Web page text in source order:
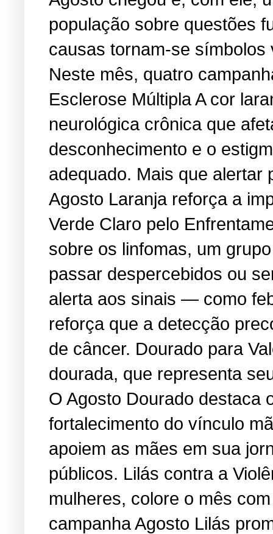
população sobre questões
causas tornam-se símbolos
Neste mês, quatro
Esclerose Múltipla A cor
neurológica crônica que
desconhecimento e o
adequado. Mais que
Agosto Laranja reforça a
Verde Claro pelo
sobre os linfomas, um
passar despercebidos ou
alerta aos sinais — como
reforça que a detecção
de câncer. Dourado para
dourada, que representa
O Agosto Dourado destaca
fortalecimento do vínculo
apoiem as mães em sua
públicos. Lilás contra a
mulheres, colore o mês
campanha Agosto Lilás